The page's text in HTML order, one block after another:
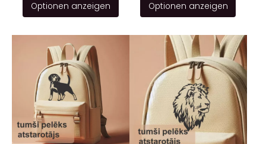
Optionen anzeigen Optionen anzeigen